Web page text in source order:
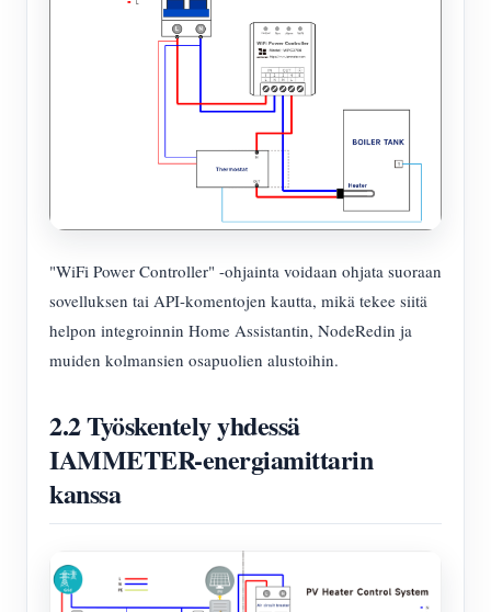
"WiFi Power Controller" -ohjainta voidaan ohjata suoraan
sovelluksen tai API-komentojen kautta, mikä tekee siitä
helpon integroinnin Home Assistantin, NodeRedin ja
muiden kolmansien osapuolien alustoihin.
2.2 Työskentely yhdessä
IAMMETER-energiamittarin
kanssa